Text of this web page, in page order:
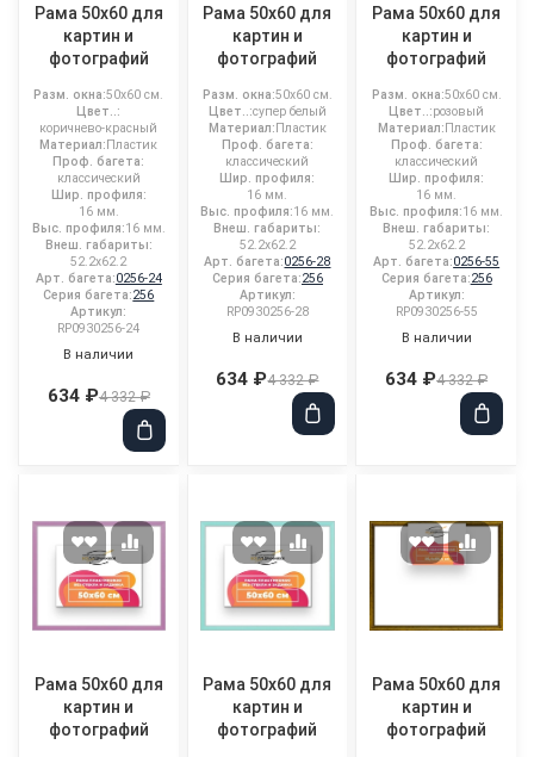
Рама 50x60 для
картин и
фотографий
Разм. окна:50x60 см.
Цвет..:
коричнево-красный
Материал:Пластик
Проф. багета:
классический
Шир. профиля:
16 мм.
Выс. профиля:16 мм.
Внеш. габариты:
52.2x62.2
Арт. багета:0256-24
Серия багета:256
Артикул:
RP0930256-24
В наличии
634 ₽4 332 ₽
Рама 50x60 для
картин и
фотографий
Разм. окна:50x60 см.
Цвет..:супер белый
Материал:Пластик
Проф. багета:
классический
Шир. профиля:
16 мм.
Выс. профиля:16 мм.
Внеш. габариты:
52.2x62.2
Арт. багета:0256-28
Серия багета:256
Артикул:
RP0930256-28
В наличии
634 ₽4 332 ₽
Рама 50x60 для
картин и
фотографий
Разм. окна:50x60 см.
Цвет..:розовый
Материал:Пластик
Проф. багета:
классический
Шир. профиля:
16 мм.
Выс. профиля:16 мм.
Внеш. габариты:
52.2x62.2
Арт. багета:0256-55
Серия багета:256
Артикул:
RP0930256-55
В наличии
634 ₽4 332 ₽
Рама 50x60 для
картин и
фотографий
Рама 50x60 для
картин и
фотографий
Рама 50x60 для
картин и
фотографий